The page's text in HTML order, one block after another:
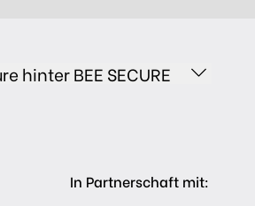
hinter BEE SECURE
In Partnerschaft mit: